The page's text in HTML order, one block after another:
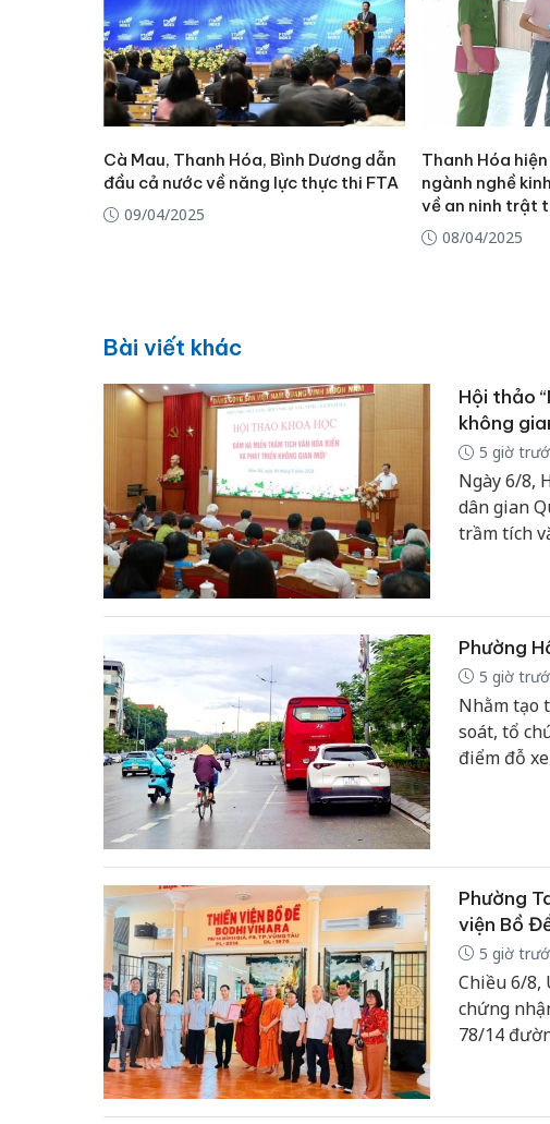
Cà Mau, Thanh Hóa, Bình Dương dẫn
đầu cả nước về năng lực thực thi FTA
09/04/2025
Thanh Hóa
ngành nghề
về an ninh trật
08/04/2025
Bài viết khác
Hội thảo
không
5 giờ
Ngày 6/8,
dân gian
trầm tích
Phường
5 giờ
Nhằm tạo
soát, tổ
điểm đỗ
Phường
viện Bồ
5 giờ
Chiều 6/8,
chứng
78/14